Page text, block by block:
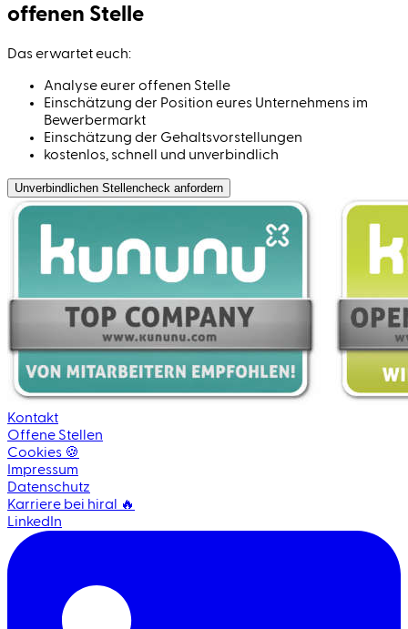
offenen Stelle
Das erwartet euch:
Analyse eurer offenen Stelle
Einschätzung der Position eures Unternehmens im
Bewerbermarkt
Einschätzung der Gehaltsvorstellungen
kostenlos, schnell und unverbindlich
Unverbindlichen Stellen­check anfordern
Kontakt
Offene Stellen
Cookies 🍪
Impressum
Datenschutz
Karriere bei hiral 🔥
LinkedIn